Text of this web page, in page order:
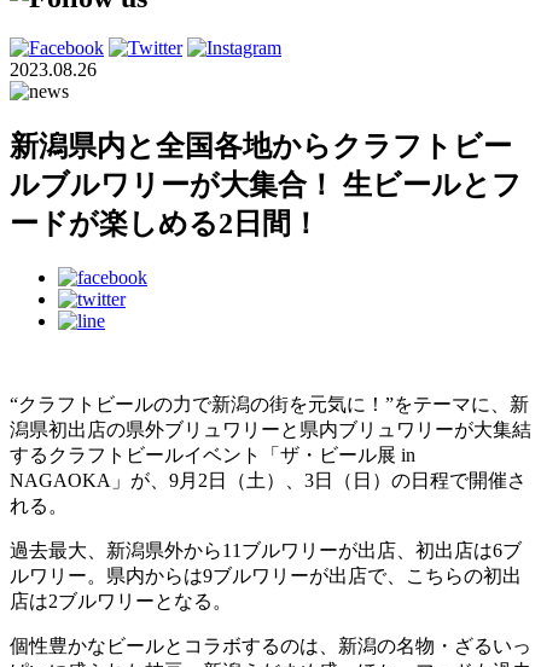
2023.08.26
新潟県内と全国各地からクラフトビー
ルブルワリーが大集合！ 生ビールとフ
ードが楽しめる2日間！
“クラフトビールの力で新潟の街を元気に！”をテーマに、新
潟県初出店の県外ブリュワリーと県内ブリュワリーが大集結
するクラフトビールイベント「ザ・ビール展 in
NAGAOKA」が、9月2日（土）、3日（日）の日程で開催さ
れる。
過去最大、新潟県外から11ブルワリーが出店、初出店は6ブ
ルワリー。県内からは9ブルワリーが出店で、こちらの初出
店は2ブルワリーとなる。
個性豊かなビールとコラボするのは、新潟の名物・ざるいっ